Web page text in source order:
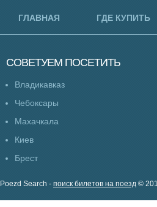
ГЛАВНАЯ ГДЕ КУПИТЬ
СОВЕТУЕМ ПОСЕТИТЬ
Владикавказ
Чебоксары
Махачкала
Киев
Брест
Poezd Search - поиск билетов на поезд ©